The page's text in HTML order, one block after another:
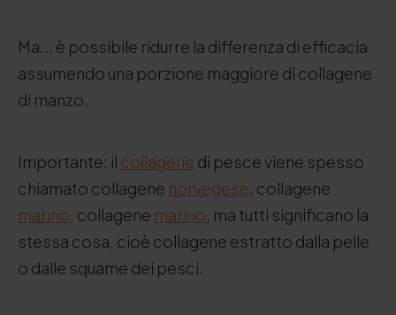
Ma... è possibile ridurre la differenza di efficacia
assumendo una porzione maggiore di collagene
di manzo.
Importante: il collagene di pesce viene spesso
chiamato collagene norvegese, collagene
marino, collagene marino, ma tutti significano la
stessa cosa, cioè collagene estratto dalla pelle
o dalle squame dei pesci.